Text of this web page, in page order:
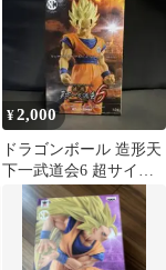
¥2,000
ドラゴンボール 造形天
下一武道会6 超サイヤ
人2孫悟空